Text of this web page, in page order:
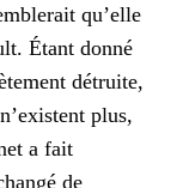
qu’elle
Étant donné
détruite,
plus,
a fait
de